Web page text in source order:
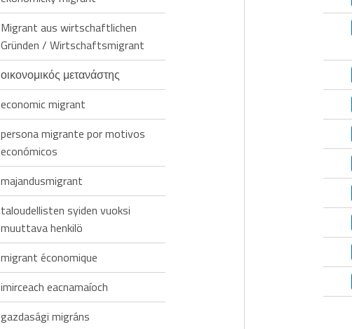
Migrant aus wirtschaftlichen
Gründen / Wirtschaftsmigrant
οικονομικός μετανάστης
economic migrant
persona migrante por motivos
económicos
majandusmigrant
taloudellisten syiden vuoksi
muuttava henkilö
migrant économique
imirceach eacnamaíoch
gazdasági migráns